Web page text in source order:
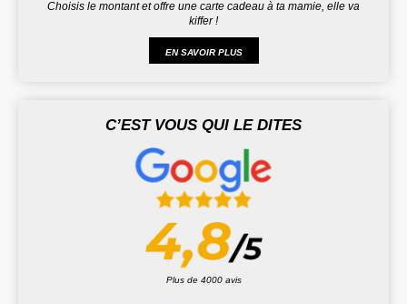
Choisis le montant et offre une carte cadeau à ta mamie, elle va
kiffer !
EN SAVOIR PLUS
C’EST VOUS QUI LE DITES
Plus de 4000 avis